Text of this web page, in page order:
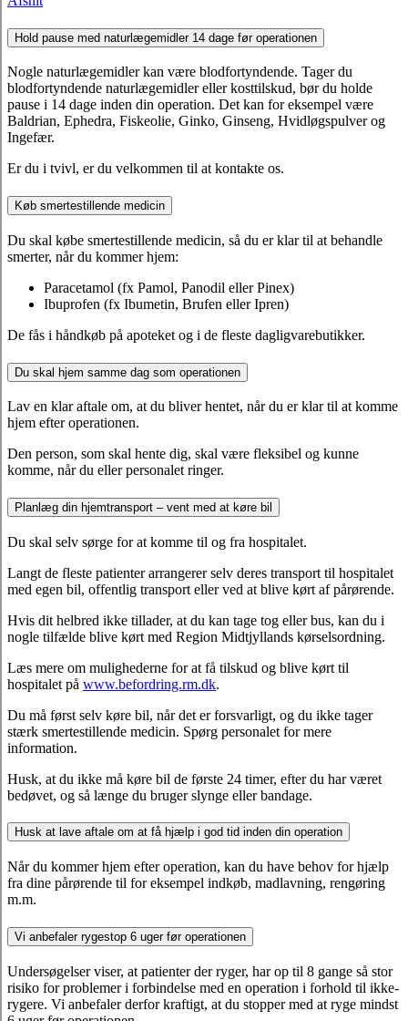
Hold pause med naturlægemidler 14 dage før operationen
Nogle naturlægemidler kan være blodfortyndende. Tager du
blodfortyndende naturlægemidler eller kosttilskud, bør du holde
pause i 14 dage inden din operation. Det kan for eksempel være
Baldrian, Ephedra, Fiskeolie, Ginko, Ginseng, Hvidløgspulver og
Ingefær.
Er du i tvivl, er du velkommen til at kontakte os.
Køb smertestillende medicin
Du skal købe smertestillende medicin, så du er klar til at behandle
smerter, når du kommer hjem:
Paracetamol (fx Pamol, Panodil eller Pinex)
Ibuprofen (fx Ibumetin, Brufen eller Ipren)
De fås i håndkøb på apoteket og i de fleste dagligvarebutikker.
Du skal hjem samme dag som operationen
Lav en klar aftale om, at du bliver hentet, når du er klar til at komme
hjem efter operationen.
Den person, som skal hente dig, skal være fleksibel og kunne
komme, når du eller personalet ringer.
Planlæg din hjemtransport – vent med at køre bil
Du skal selv sørge for at komme til og fra hospitalet.
Langt de fleste patienter arrangerer selv deres transport til hospitalet
med egen bil, offentlig transport eller ved at blive kørt af pårørende.
Hvis dit helbred ikke tillader, at du kan tage tog eller bus, kan du i
nogle tilfælde blive kørt med Region Midtjyllands kørselsordning.
Læs mere om mulighederne for at få tilskud og blive kørt til
hospitalet på www.befordring.rm.dk.
Du må først selv køre bil, når det er forsvarligt, og du ikke tager
stærk smertestillende medicin. Spørg personalet for mere
information.
Husk, at du ikke må køre bil de første 24 timer, efter du har været
bedøvet, og så længe du bruger slynge eller bandage.
Husk at lave aftale om at få hjælp i god tid inden din operation
Når du kommer hjem efter operation, kan du have behov for hjælp
fra dine pårørende til for eksempel indkøb, madlavning, rengøring
m.m.
Vi anbefaler rygestop 6 uger før operationen
Undersøgelser viser, at patienter der ryger, har op til 8 gange så stor
risiko for problemer i forbindelse med en operation i forhold til ikke-
rygere. Vi anbefaler derfor kraftigt, at du stopper med at ryge mindst